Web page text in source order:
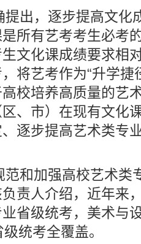
提出，逐步提高文化
所有艺考考生必考
文化课成绩要求相
将艺考作为“升学捷
校培养高质量的艺
、市）在现有文化
逐步提高艺术类专
范和加强高校艺术类
责人介绍，近年来
省级统考，美术与
统考全覆盖。